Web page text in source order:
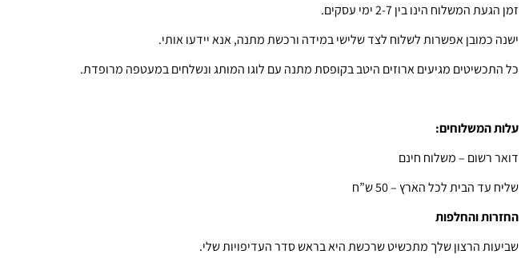
זמן הגעת המשלוח הינו בין 2-7 ימי עסקים.
ישנה כמובן אפשרות לשלוח לצד שלישי במידה ורכשת מתנה, אנא יידעו אותי.
כל התכשיטים מגיעים ארוזים היטב בקופסת מתנה עם לוגו המותג ונשלחים במעטפה מרופדת.
עלות המשלוחים:
דואר רשום – משלוח חינם
שליח עד הבית לכל הארץ – 50 ש”ח
החזרות והחלפות
שביעות הרצון שלך מתכשיט שרכשת היא בראש סדר העדיפויות שלי.